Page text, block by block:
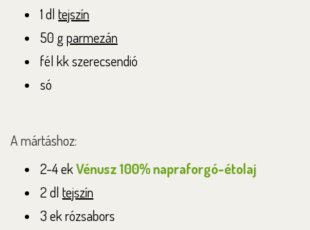
1 dl tejszín
50 gparmezán
fél kk szerecsendió
só
A mártáshoz:
2-4 ekVénusz 100% napraforgó-étolaj
2 dl tejszín
3 ek rózsabors